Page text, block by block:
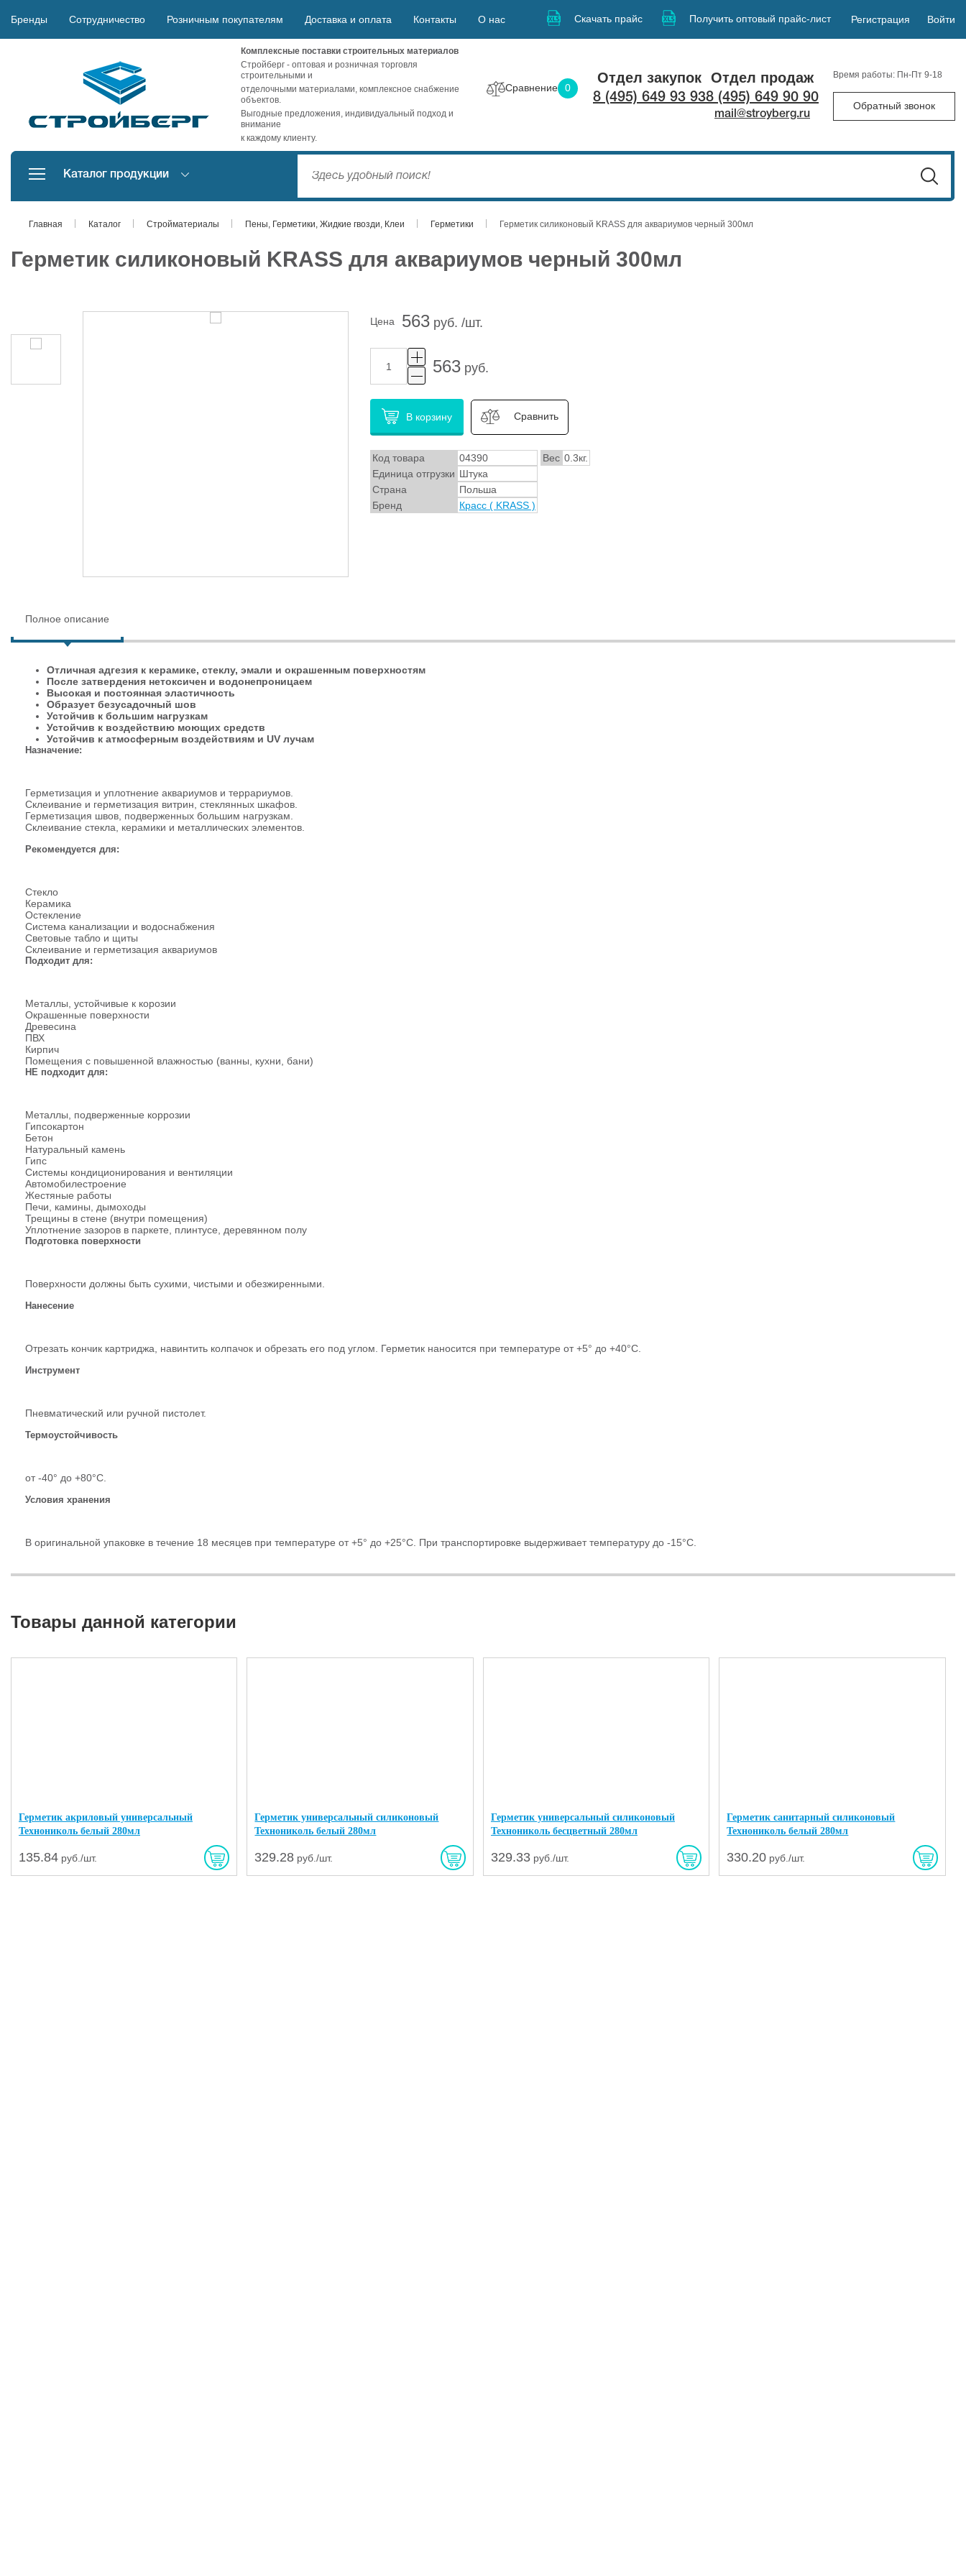
Бренды Сотрудничество Розничным покупателям Доставка и оплата Контакты О нас Скачать прайс Получить оптовый прайс-лист Регистрация Войти
Комплексные поставки строительных материалов
Стройберг - оптовая и розничная торговля
строительными и
отделочными материалами, комплексное снабжение
объектов.
Выгодные предложения, индивидуальный подход и
внимание
к каждому клиенту.
Сравнение 0
Отдел закупок
8 (495) 649 93 93
Отдел продаж
8 (495) 649 90 90
mail@stroyberg.ru
Время работы: Пн-Пт 9-18
Обратный звонок
Каталог продукции
Главная Каталог Стройматериалы Пены, Герметики, Жидкие гвозди, Клеи Герметики Герметик силиконовый KRASS для аквариумов черный 300мл
Герметик силиконовый KRASS для аквариумов черный 300мл
Цена 563 руб. /шт.
563 руб.
В корзину Сравнить
Код товара 04390 Вес 0.3кг.
Единица отгрузки Штука
Страна
Польша
Бренд
Красс ( KRASS )
Полное описание
Отличная адгезия к керамике, стеклу, эмали и окрашенным поверхностям
После затвердения нетоксичен и водонепроницаем
Высокая и постоянная эластичность
Образует безусадочный шов
Устойчив к большим нагрузкам
Устойчив к воздействию моющих средств
Устойчив к атмосферным воздействиям и UV лучам
Назначение:
Герметизация и уплотнение аквариумов и террариумов.
Склеивание и герметизация витрин, стеклянных шкафов.
Герметизация швов, подверженных большим нагрузкам.
Склеивание стекла, керамики и металлических элементов.
Рекомендуется для:
Стекло
Керамика
Остекление
Система канализации и водоснабжения
Световые табло и щиты
Склеивание и герметизация аквариумов
Подходит для:
Металлы, устойчивые к корозии
Окрашенные поверхности
Древесина
ПВХ
Кирпич
Помещения с повышенной влажностью (ванны, кухни, бани)
НЕ подходит для:
Металлы, подверженные коррозии
Гипсокартон
Бетон
Натуральный камень
Гипс
Системы кондиционирования и вентиляции
Автомобилестроение
Жестяные работы
Печи, камины, дымоходы
Трещины в стене (внутри помещения)
Уплотнение зазоров в паркете, плинтусе, деревянном полу
Подготовка поверхности
Поверхности должны быть сухими, чистыми и обезжиренными.
Нанесение
Отрезать кончик картриджа, навинтить колпачок и обрезать его под углом. Герметик наносится при температуре от +5° до +40°С.
Инструмент
Пневматический или ручной пистолет.
Термоустойчивость
от -40° до +80°С.
Условия хранения
В оригинальной упаковке в течение 18 месяцев при температуре от +5° до +25°С. При транспортировке выдерживает температуру до -15°С.
Товары данной категории
Герметик акриловый универсальный
Технониколь белый 280мл
135.84 руб./шт.
Герметик универсальный силиконовый
Технониколь белый 280мл
329.28 руб./шт.
Герметик универсальный силиконовый
Технониколь бесцветный 280мл
329.33руб./шт.
Герметик санитарный силиконовый
Технониколь белый 280мл
330.20 руб./шт.